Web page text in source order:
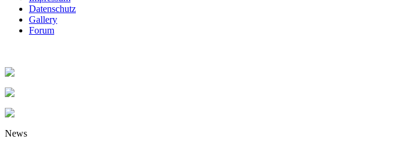
Datenschutz
Gallery
Forum
News